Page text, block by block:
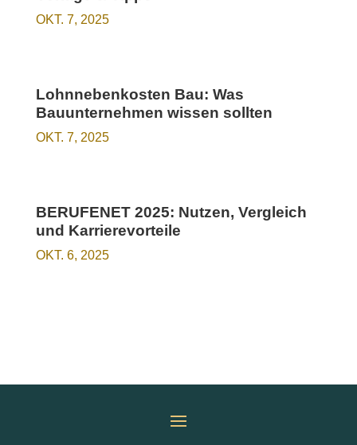
OKT. 7, 2025
Lohnnebenkosten Bau: Was
Bauunternehmen wissen sollten
OKT. 7, 2025
BERUFENET 2025: Nutzen, Vergleich
und Karrierevorteile
OKT. 6, 2025